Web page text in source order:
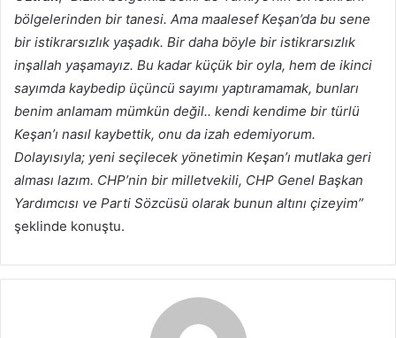
bölgelerinden bir tanesi. Ama maalesef Keşan’da bu sene
bir istikrarsızlık yaşadık. Bir daha böyle bir istikrarsızlık
inşallah yaşamayız. Bu kadar küçük bir oyla, hem de ikinci
sayımda kaybedip üçüncü sayımı yaptıramamak, bunları
benim anlamam mümkün değil.. kendi kendime bir türlü
Keşan’ı nasıl kaybettik, onu da izah edemiyorum.
Dolayısıyla; yeni seçilecek yönetimin Keşan’ı mutlaka geri
alması lazım. CHP’nin bir milletvekili, CHP Genel Başkan
Yardımcısı ve Parti Sözcüsü olarak bunun altını çizeyim”
şeklinde konuştu.